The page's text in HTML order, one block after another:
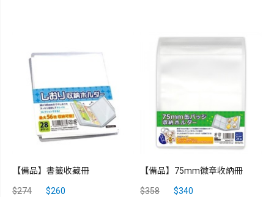
【備品】書籤收藏冊
$274 $260
【備品】75mm徽章收納冊
$358 $340